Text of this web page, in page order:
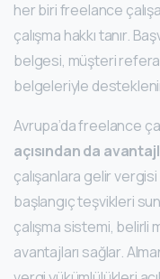
her biri freelance
çalışma hakkı tanır.
belgesi, müşteri
belgeleriyle
Avrupa’da freelance
açısından da
çalışanlara gelir
başlangıç teşvikleri
çalışma sistemi, belirli
avantajları sağlar.